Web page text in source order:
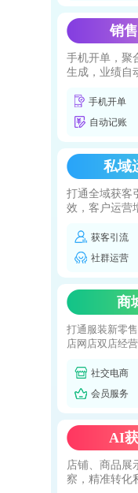
销
手机开单，聚
生成，业绩自
手机开单
自动记账
私域
打通全域获客
效，客户运营
获客引流
社群运营
商
打通服装新零
店网店双店经营
社交电商
会员服务
AI
店铺、商品展
察，精准转化